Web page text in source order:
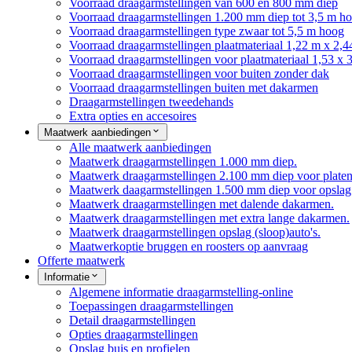
Voorraad draagarmstellingen 1.200 mm diep tot 3,5 m
Voorraad draagarmstellingen type zwaar tot 5,5 m hoog
Voorraad draagarmstellingen plaatmateriaal 1,22 m x
Voorraad draagarmstellingen voor plaatmateriaal 1,53 x
Voorraad draagarmstellingen voor buiten zonder dak
Voorraad draagarmstellingen buiten met dakarmen
Draagarmstellingen tweedehands
Extra opties en accesoires
Maatwerk aanbiedingen
Alle maatwerk aanbiedingen
Maatwerk draagarmstellingen 1.000 mm diep.
Maatwerk draagarmstellingen 2.100 mm diep voor
Maatwerk daagarmstellingen 1.500 mm diep voor opslag
Maatwerk draagarmstellingen met dalende dakarmen.
Maatwerk draagarmstellingen met extra lange dakarmen.
Maatwerk draagarmstellingen opslag (sloop)auto's.
Maatwerkoptie bruggen en roosters op aanvraag
Offerte maatwerk
Informatie
Algemene informatie draagarmstelling-online
Toepassingen draagarmstellingen
Detail draagarmstellingen
Opties draagarmstellingen
Opslag buis en profielen